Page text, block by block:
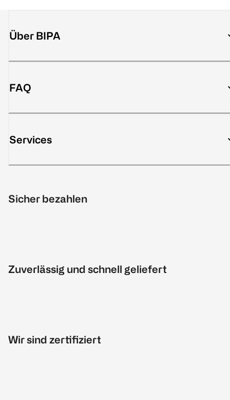
Über BIPA
FAQ
Services
Sicher bezahlen
Zuverlässig und schnell geliefert
Wir sind zertifiziert